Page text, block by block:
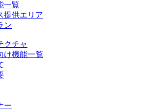
一覧
提供エリア
ン
クチャ
け機能一覧
ー